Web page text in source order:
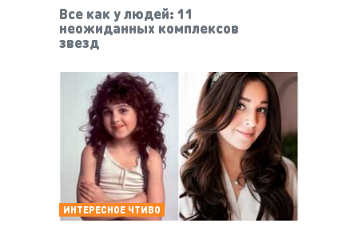
Все как у людей: 11
неожиданных комплексов
звезд
ИНТЕРЕСНОЕ ЧТИВО